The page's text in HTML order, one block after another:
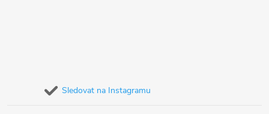
Sledovat na Instagramu